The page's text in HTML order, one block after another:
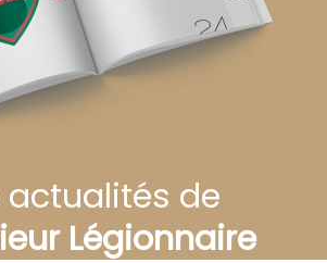
actualités de
Légionnaire